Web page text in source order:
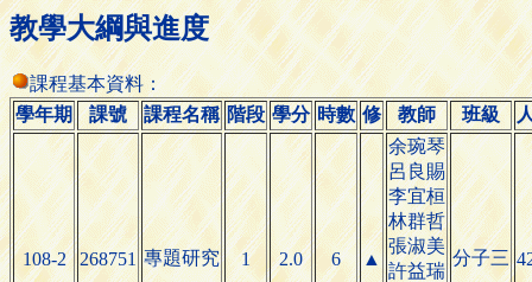
教學大綱與進度
課程基本資料：
學年期
課號 課程名稱 階段 學分 時數 修 教師 班級
108-2 268751 專題研究 1 2.0 6 ▲
余琬琴
呂良賜
李宜桓
林群哲
張淑美
許益瑞
分子三